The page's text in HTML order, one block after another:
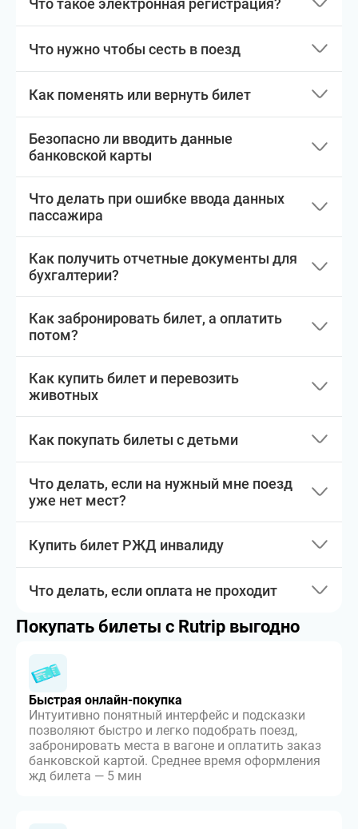
Что нужно чтобы сесть в поезд
Как поменять или вернуть билет
Безопасно ли вводить данные
банковской карты
Что делать при ошибке ввода данных
пассажира
Как получить отчетные документы для
бухгалтерии?
Как забронировать билет, а оплатить
потом?
Как купить билет и перевозить
животных
Как покупать билеты с детьми
Что делать, если на нужный мне поезд
уже нет мест?
Купить билет РЖД инвалиду
Что делать, если оплата не проходит
Покупать билеты с Rutrip выгодно
Быстрая онлайн-покупка
Интуитивно понятный интерфейс и подсказки
позволяют быстро и легко подобрать поезд,
забронировать места в вагоне и оплатить заказ
банковской картой. Среднее время оформления
жд билета — 5 мин